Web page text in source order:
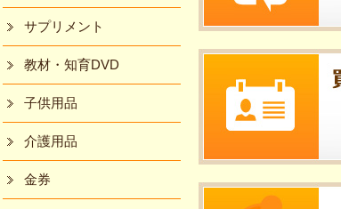
サプリメント
教材・知育DVD
子供用品
介護用品
金券